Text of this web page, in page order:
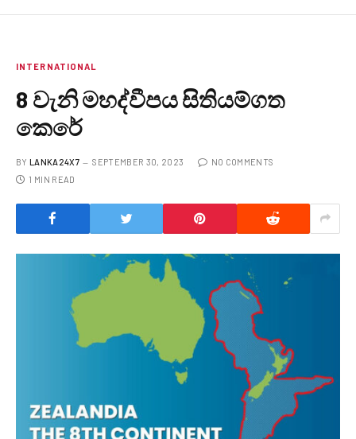
INTERNATIONAL
8 වැනි මහද්වීපය සිතියම්ගත
කෙරේ
BY LANKA24X7 SEPTEMBER 30, 2023
NO COMMENTS
1 MIN READ